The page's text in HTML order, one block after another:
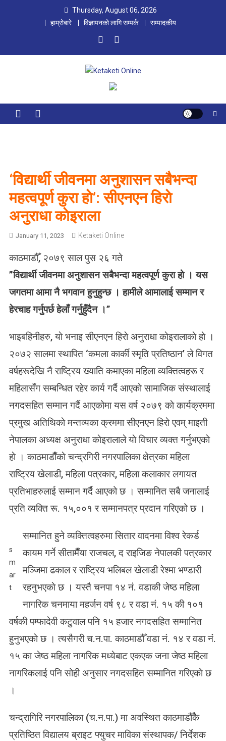
Thursday, August 06, 2026
हाम्रोबारे
विज्ञापनको लागि सम्पर्क सम्पादकीय
Ketaketi Online
First Nepali Online Magazine For Children
‘विद्यार्थी जीवनमा अनुशासन सबैभन्दा
महत्वपूर्ण कुरा हाे’: सीएनएन हिराे
अनुराधा काेइराला
January 11, 2023 Ketaketi Online
काठमाडौँ, २०७९ साल पुस २६ गते
”विद्यार्थी जीवनमा अनुशासन सबैभन्दा महत्वपूर्ण कुरा हाे । यस
जगतमा आमा नै भगवान हुनुहुन्छ । हामीले आमालाई सम्मान र
हेरचाह गर्नुपर्छ हेलाँ गर्नुहुँदैन ।”
भाइबहिनीहरु, याे भनाइ सीएनएन हिराे अनुराधा काेइरालाकाे हाे ।
२०७२ सालमा स्थापित ‘कमला कार्की स्मृति प्रतिष्ठान’ ले विगत
वर्षहरूदेखि नै राष्ट्रिय ख्याति कमाएका महिला व्यक्तित्वहरू र
महिलासँग सम्बन्धित रहेर कार्य गर्दै आएकाे सामाजिक संस्थालाई
नगदसहित सम्मान गर्दै आएकोमा यस वर्ष २०७९ काे कार्यक्रममा
प्रमुख अतिथिकाे मन्तव्यका क्रममा सीएनएन हिराे एवम् माइती
नेपालका अध्यक्ष अनुराधा काेइरालाले याे विचार व्यक्त गर्नुभएकाे
हाे । काठमाडाैँकाे चन्द्रगिरी नगरपालिका क्षेत्रका महिला
राष्ट्रिय खेलाडी, महिला पत्रकार, महिला कलाकार लगायत
प्रतिभाहरुलाई सम्मान गर्दै आएको छ । सम्मानित सबै जनालाई
प्रति व्यक्ति रू. १५,००१ र सम्मानपत्र प्रदान गरिएको छ ।
s
m
ar
t
सम्मानित हुने व्यक्तित्वहरुमा सितार वादनमा विश्व रेकर्ड
कायम गर्ने सीतामैँया राजचल, द राइजिङ नेपालकी पत्रकार
मञ्जिमा ढकाल र राष्ट्रिय भलिबल खेलाडी रेश्मा भण्डारी
रहनुभएकाे छ । यस्तै चनपा १४ नं. वडाकी जेष्ठ महिला
नागरिक चनमाया महर्जन वर्ष ९८ र वडा नं. १५ की १०१
वर्षकी पम्फादेवी कटुवाल पनि १५ हजार नगदसहित सम्मानित
हुनुभएकाे छ । त्यसैगरी च.न.पा. काठमाडौँ वडा नं. १४ र वडा नंं.
१५ का जेष्ठ महिला नागरिक मध्येबाट एकएक जना जेष्ठ महिला
नागरिकलाई पनि सोही अनुसार नगदसहित सम्मानित गरिएकाे छ
।
चन्द्रागिरि नगरपालिका (च.न.पा.) मा अवस्थित काठमाडौँकै
प्रतिष्ठित विद्यालय ब्राइट फ्युचर माविका संस्थापक/ निर्देशक